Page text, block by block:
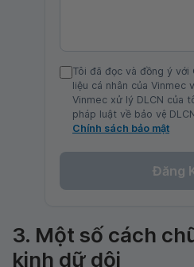
Tôi đã đọc và đồng ý với
liệu cá nhân của Vinmec
Vinmec xử lý DLCN của
pháp luật về bảo vệ
Chính sách bảo mật
Đăng
3. Một số cách
kinh dữ dội